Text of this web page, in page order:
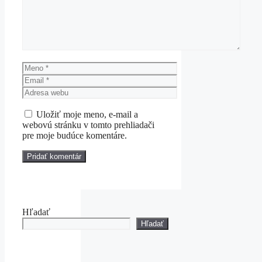
Meno
Email
Adresa
webu
Uložiť moje meno, e-mail a
webovú stránku v tomto prehliadači
pre moje budúce komentáre.
Hľadať
Hľadať